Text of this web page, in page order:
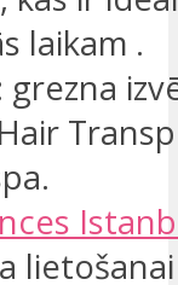
laikam .
grezna